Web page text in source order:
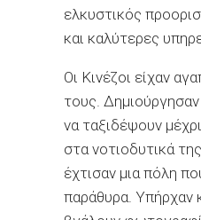
ελκυστικός
και καλύτερες
Οι Κινέζοι είχαν
τους.
να ταξιδέψουν
στα νοτιοδυτικά
έχτισαν μια πόλη
παράθυρα. Υπήρχαν